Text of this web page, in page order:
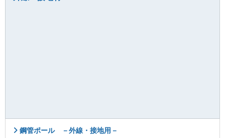
鋼管ポール －外線・接地用－